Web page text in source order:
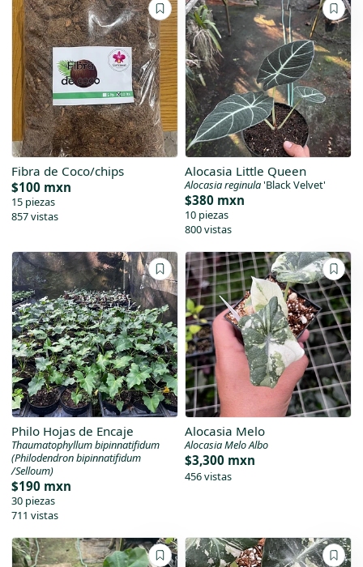
Fibra de Coco/chips
$100 mxn
15 piezas
857 vistas
Alocasia Little Queen
Alocasia reginula'Black Velvet'
$380 mxn
10 piezas
800 vistas
Philo Hojas de Encaje
Thaumatophyllum bipinnatifidum
(Philodendron bipinnatifidum
/Selloum)
$190 mxn
30 piezas
711 vistas
Alocasia Melo
Alocasia Melo Albo
$3,300 mxn
456 vistas